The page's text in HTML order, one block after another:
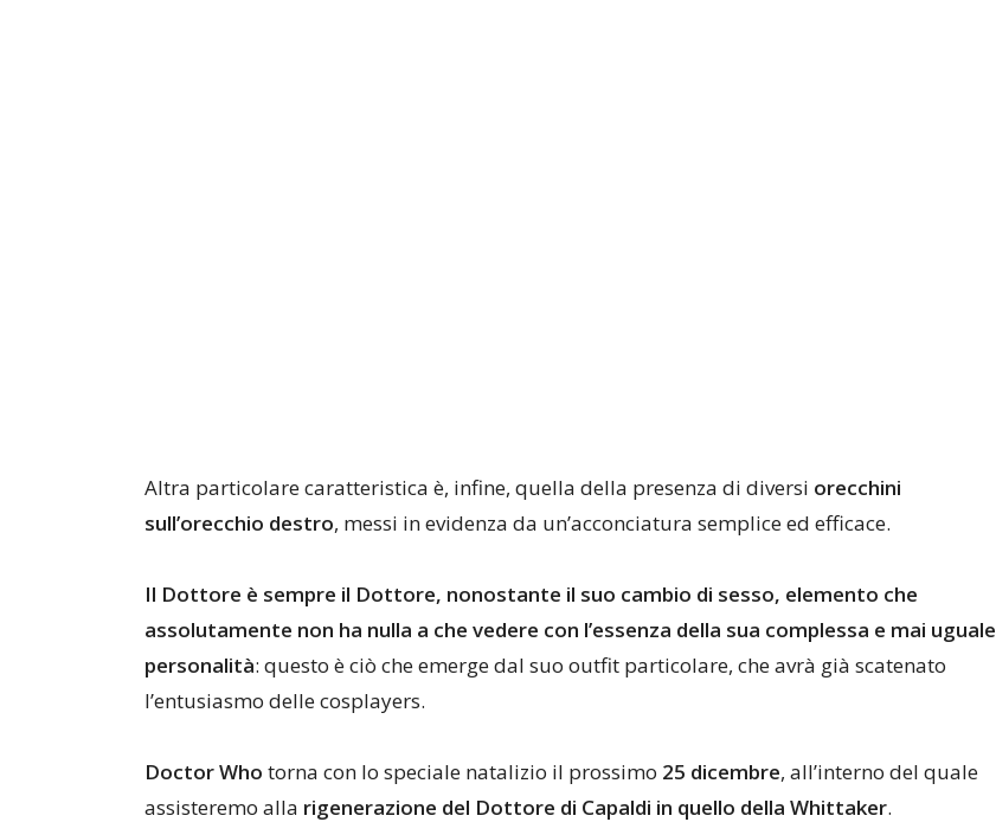
Altra particolare caratteristica è, infine, quella della presenza di diversi orecchini
sull’orecchio destro, messi in evidenza da un’acconciatura semplice ed efficace.
Il Dottore è sempre il Dottore, nonostante il suo cambio di sesso, elemento che
assolutamente non ha nulla a che vedere con l’essenza della sua complessa e mai uguale
personalità: questo è ciò che emerge dal suo outfit particolare, che avrà già scatenato
l’entusiasmo delle cosplayers.
Doctor Who torna con lo speciale natalizio il prossimo 25 dicembre, all’interno del quale
assisteremo alla rigenerazione del Dottore di Capaldi in quello della Whittaker.